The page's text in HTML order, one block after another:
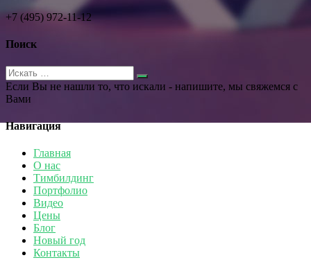
+7 (495) 972-11-12
Поиск
Если Вы не нашли то, что искали - напишите, мы свяжемся с
Вами
Навигация
Главная
О нас
Тимбилдинг
Портфолио
Видео
Цены
Блог
Новый год
Контакты